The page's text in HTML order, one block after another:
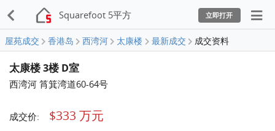
Squarefoot 5平方 立即打开
屋苑成交 香港岛 西湾河 太康楼 最新成交 成交资料
太康楼 3楼 D室
西湾河 筲箕湾道60-64号
成交价: $333 万元